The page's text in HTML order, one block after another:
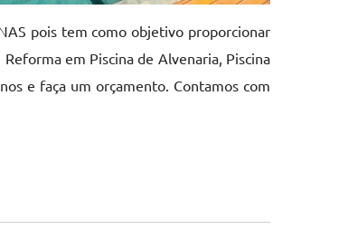
pois tem como objetivo proporcionar
em Piscina de Alvenaria, Piscina
e faça um orçamento. Contamos com